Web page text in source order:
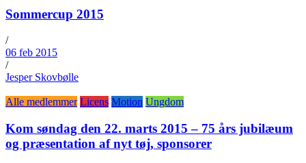
Sommercup 2015
/
06 feb 2015
/
Jesper Skovbølle
Alle medlemmer Licens Motion Ungdom
Kom søndag den 22. marts 2015 – 75 års jubilæum
og præsentation af nyt tøj, sponsorer